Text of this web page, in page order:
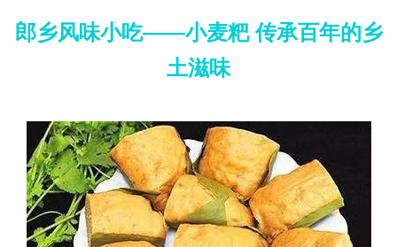
郎乡风味小吃——小麦粑 传承百年的乡
土滋味